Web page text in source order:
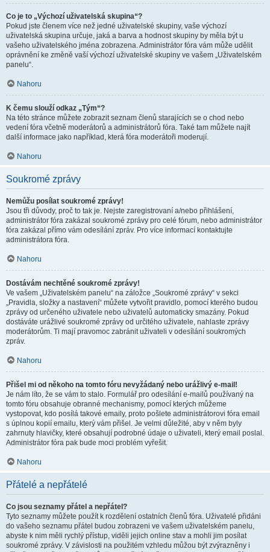
Co je to „Výchozí uživatelská skupina“?
Pokud jste členem více než jedné uživatelské skupiny, vaše výchozí
uživatelská skupina určuje, jaká a barva a hodnost skupiny by měla být u
vašeho uživatelského jména zobrazena. Administrátor fóra vám může udělit
oprávnění ke změně vaší výchozí uživatelské skupiny ve vašem „Uživatelském
panelu“.
Nahoru
K čemu slouží odkaz „Tým“?
Na této stránce můžete zobrazit seznam členů starajících se o chod nebo
vedení fóra včetně moderátorů a administrátorů fóra. Také tam můžete najít
další informace jako například, která fóra moderátoři moderují.
Nahoru
Soukromé zprávy
Nemůžu posílat soukromé zprávy!
Jsou tři důvody, proč to tak je. Nejste zaregistrovaní a/nebo přihlášení,
administrátor fóra zakázal soukromé zprávy pro celé fórum, nebo administrátor
fóra zakázal přímo vám odesílání zpráv. Pro více informací kontaktujte
administrátora fóra.
Nahoru
Dostávám nechtěné soukromé zprávy!
Ve vašem „Uživatelském panelu“ na záložce „Soukromé zprávy“ v sekci
„Pravidla, složky a nastavení“ můžete vytvořit pravidlo, pomocí kterého budou
zprávy od určeného uživatele nebo uživatelů automaticky smazány. Pokud
dostáváte urážlivé soukromé zprávy od určitého uživatele, nahlaste zprávy
moderátorům. Ti mají pravomoc zabránit uživateli v odesílání soukromých
zpráv.
Nahoru
Přišel mi od někoho na tomto fóru nevyžádaný nebo urážlivý e-mail!
Je nám líto, že se vám to stalo. Formulář pro odesílání e-mailů používaný na
tomto fóru obsahuje obranné mechanismy, pomocí kterých můžeme
vystopovat, kdo posílá takové emaily, proto pošlete administrátorovi fóra email
s úplnou kopií emailu, který vám přišel. Je velmi důležité, aby v něm byly
zahrnuty hlavičky, které obsahují podrobné údaje o uživateli, který email poslal.
Administrátor fóra pak bude moci problém vyřešit.
Nahoru
Přátelé a nepřátelé
Co jsou seznamy přátel a nepřátel?
Tyto seznamy můžete použít k rozdělení ostatních členů fóra. Uživatelé přidáni
do vašeho seznamu přátel budou zobrazeni ve vašem uživatelském panelu,
abyste k nim měli rychlý přístup, viděli jejich online stav a mohli jim posílat
soukromé zprávy. V závislosti na použitém vzhledu můžou být zvýrazněny i